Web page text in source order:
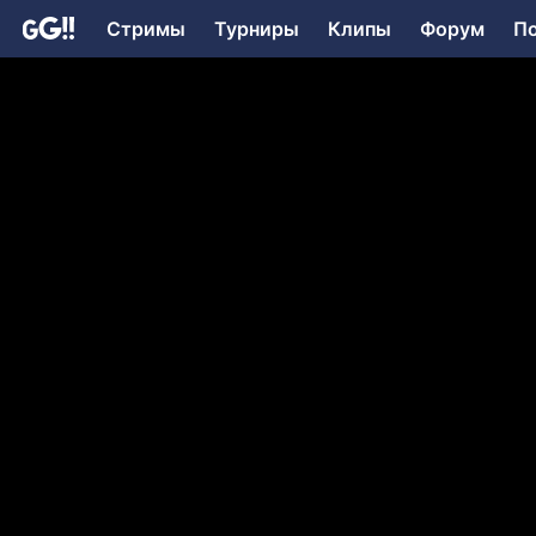
Стримы Турниры Клипы Форум